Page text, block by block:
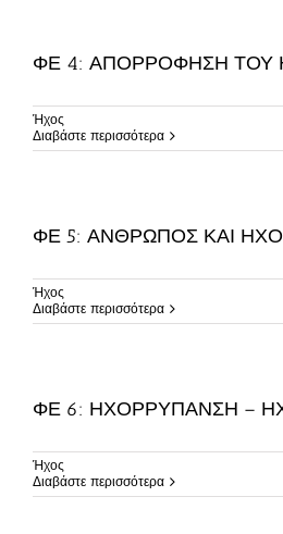
ΦΕ 4: ΑΠΟΡΡΟΦΗΣΗ ΤΟΥ
Ήχος
Διαβάστε περισσότερα
ΦΕ 5: ΑΝΘΡΩΠΟΣ ΚΑΙ
Ήχος
Διαβάστε περισσότερα
ΦΕ 6: ΗΧΟΡΡΥΠΑΝΣΗ –
Ήχος
Διαβάστε περισσότερα